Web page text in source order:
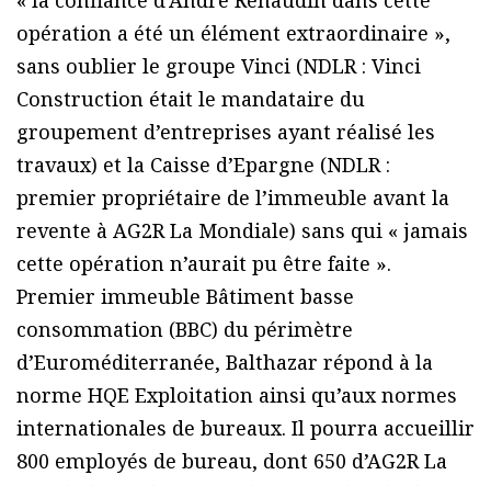
opération a été un élément extraordinaire »,
sans oublier le groupe Vinci (NDLR : Vinci
Construction était le mandataire du
groupement d’entreprises ayant réalisé les
travaux) et la Caisse d’Epargne (NDLR :
premier propriétaire de l’immeuble avant la
revente à AG2R La Mondiale) sans qui « jamais
cette opération n’aurait pu être faite ».
Premier immeuble Bâtiment basse
consommation (BBC) du périmètre
d’Euroméditerranée, Balthazar répond à la
norme HQE Exploitation ainsi qu’aux normes
internationales de bureaux. Il pourra accueillir
800 employés de bureau, dont 650 d’AG2R La